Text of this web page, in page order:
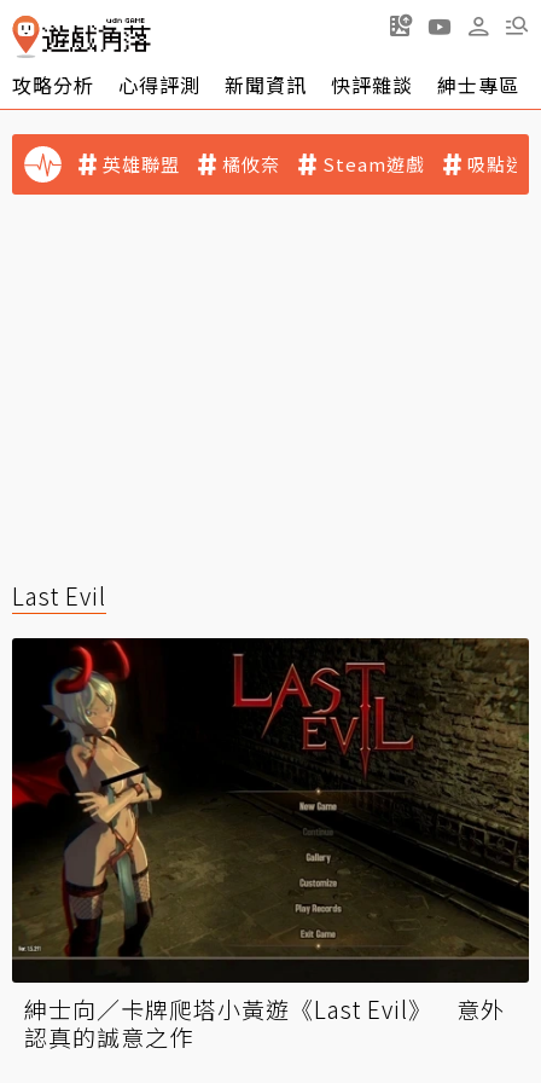
攻略分析 心得評測 新聞資訊 快評雜談 紳士專區
英雄聯盟 橘攸奈 Steam遊戲 吸點迷
Last Evil
紳士向／卡牌爬塔小黃遊《Last Evil》 意外
認真的誠意之作